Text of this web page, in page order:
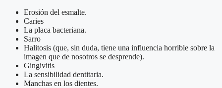
Erosión del esmalte.
Caries
La placa bacteriana.
Sarro
Halitosis (que, sin duda, tiene una influencia horrible sobre la
imagen que de nosotros se desprende).
Gingivitis
La sensibilidad dentitaria.
Manchas en los dientes.